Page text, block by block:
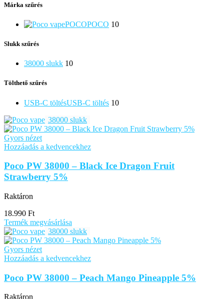
Márka szűrés
POCOPOCO 10
Slukk szűrés
38000 slukk 10
Tölthető szűrés
USB-C töltésUSB-C töltés 10
38000 slukk
Gyors nézet
Hozzáadás a kedvencekhez
Poco PW 38000 – Black Ice Dragon Fruit
Strawberry 5%
Raktáron
18.990 Ft
Termék megvásárlása
38000 slukk
Gyors nézet
Hozzáadás a kedvencekhez
Poco PW 38000 – Peach Mango Pineapple 5%
Raktáron